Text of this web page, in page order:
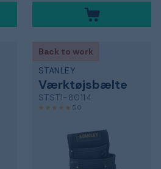
Back to work
STANLEY
Værktøjsbælte
STST1-80114
5,0